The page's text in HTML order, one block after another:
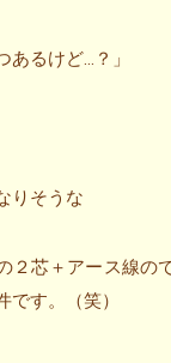
るけど…？」
りそうな
２芯＋アース線
す。（笑）